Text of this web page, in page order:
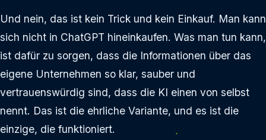
Und nein, das ist kein Trick und kein Einkauf. Man kann
sich nicht in ChatGPT hineinkaufen. Was man tun kann,
ist dafür zu sorgen, dass die Informationen über das
eigene Unternehmen so klar, sauber und
vertrauenswürdig sind, dass die KI einen von selbst
nennt. Das ist die ehrliche Variante, und es ist die
einzige, die funktioniert.